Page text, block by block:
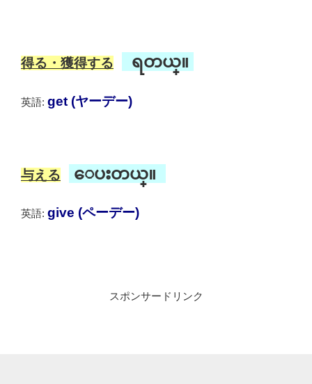
得る・獲得する ရတယ္။
英語: get (ヤーデー)
与える ေပးတယ္။
英語: give (ペーデー)
スポンサードリンク